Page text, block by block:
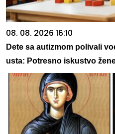
08. 08. 2026 16:10
Dete sa autizmom polivali
usta: Potresno iskustvo